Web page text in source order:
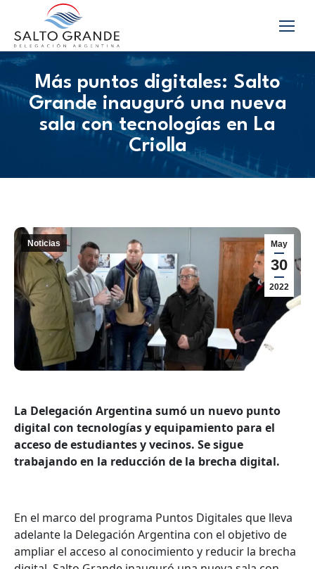
Más puntos digitales: Salto
Grande inauguró una nueva
sala con tecnologías en La
Criolla
May
30
2022
Noticias
La Delegación Argentina sumó un nuevo punto
digital con tecnologías y equipamiento para el
acceso de estudiantes y vecinos. Se sigue
trabajando en la reducción de la brecha digital.
En el marco del programa Puntos Digitales que lleva
adelante la Delegación Argentina con el objetivo de
ampliar el acceso al conocimiento y reducir la brecha